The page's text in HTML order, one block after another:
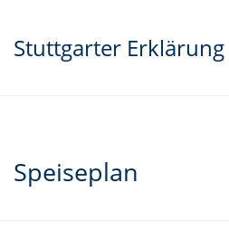
Stuttgarter Erklärung
Speiseplan